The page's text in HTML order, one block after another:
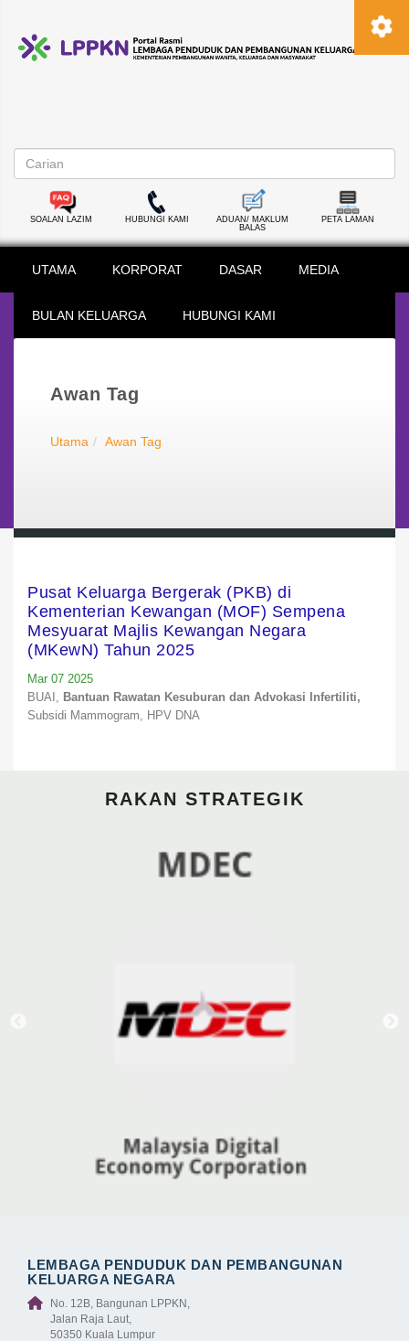
SOALAN LAZIM HUBUNGI KAMI
ADUAN/ MAKLUM
BALAS
PETA LAMAN
UTAMA KORPORAT DASAR MEDIA
BULAN KELUARGA HUBUNGI KAMI
Awan Tag
Utama Awan Tag
Pusat Keluarga Bergerak (PKB) di
Kementerian Kewangan (MOF) Sempena
Mesyuarat Majlis Kewangan Negara
(MKewN) Tahun 2025
Mar 07 2025
BUAI,
Bantuan Rawatan Kesuburan dan Advokasi Infertiliti,
Subsidi Mammogram,
HPV DNA
RAKAN STRATEGIK
LEMBAGA PENDUDUK DAN PEMBANGUNAN
KELUARGA NEGARA
No. 12B, Bangunan LPPKN,
Jalan Raja Laut,
50350 Kuala Lumpur